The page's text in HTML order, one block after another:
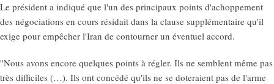
Le président a indiqué que l'un des principaux points d'achoppement
des négociations en cours résidait dans la clause supplémentaire qu'il
exige pour empêcher l'Iran de contourner un éventuel accord.
''Nous avons encore quelques points à régler. Ils ne semblent même pas
très difficiles (…). Ils ont concédé qu'ils ne se doteraient pas de l'arme